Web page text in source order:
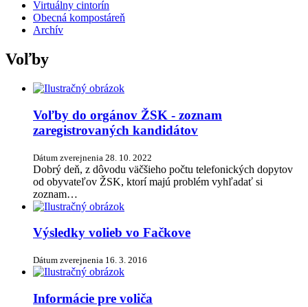
Virtuálny cintorín
Obecná kompostáreň
Archív
Voľby
Voľby do orgánov ŽSK - zoznam
zaregistrovaných kandidátov
Dátum zverejnenia 28. 10. 2022
Dobrý deň, z dôvodu väčšieho počtu telefonických dopytov
od obyvateľov ŽSK, ktorí majú problém vyhľadať si
zoznam…
Výsledky volieb vo Fačkove
Dátum zverejnenia 16. 3. 2016
Informácie pre voliča